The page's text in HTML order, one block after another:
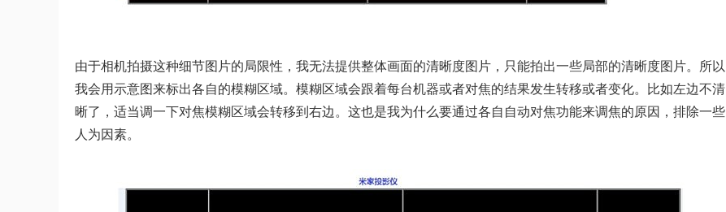
由于相机拍摄这种细节图片的局限性，我无法提供整体画面的清晰度图片，只能拍出一些局部的清晰度图片。所以
我会用示意图来标出各自的模糊区域。模糊区域会跟着每台机器或者对焦的结果发生转移或者变化。比如左边不清
晰了，适当调一下对焦模糊区域会转移到右边。这也是我为什么要通过各自自动对焦功能来调焦的原因，排除一些
人为因素。